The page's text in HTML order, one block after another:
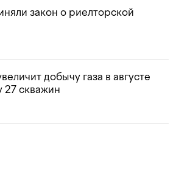
закон о риелторской
добычу газа в августе
27 скважин